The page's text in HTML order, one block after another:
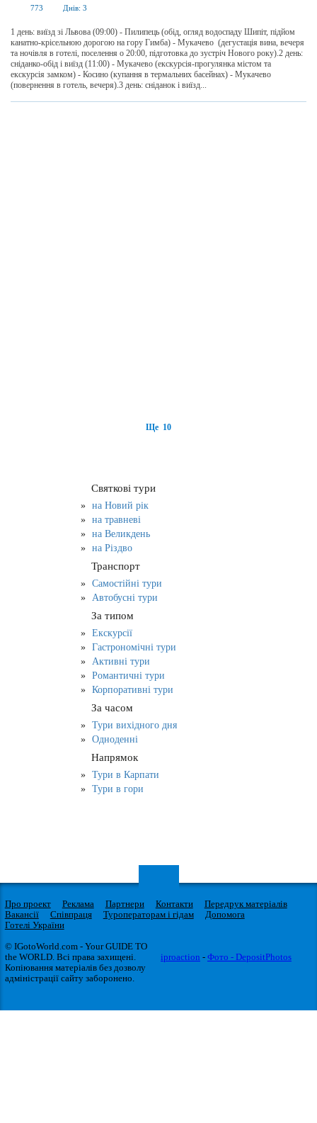
773
Днів: 3
1 день: виїзд зі Львова (09:00) - Пилипець (обід, огляд водоспаду Шипіт, підйом
канатно-крісельною дорогою на гору Гимба) - Мукачево (дегустація вина, вечеря
та ночівля в готелі, поселення о 20:00, підготовка до зустріч Нового року).2 день:
сніданко-обід і виїзд (11:00) - Мукачево (екскурсія-прогулянка містом та
екскурсія замком) - Косино (купання в термальних басейнах) - Мукачево
(повернення в готель, вечеря).3 день: сніданок і виїзд...
Ще 10
Святкові тури
на Новий рік
на травневі
на Великдень
на Різдво
Транспорт
Самостійні тури
Автобусні тури
За типом
Екскурсії
Гастрономічні тури
Активні тури
Романтичні тури
Корпоративні тури
За часом
Тури вихідного дня
Одноденні
Напрямок
Тури в Карпати
Тури в гори
Про проект Реклама Партнери Контакти
Передрук матеріалів
Вакансії
Співпраця Туроператорам і гідам
Допомога
Готелі України
© IGotoWorld.com - Your GUIDE TO
the WORLD. Всі права захищені.
Копіювання матеріалів без дозволу
адміністрації сайту заборонено.
iproaction - Фото - DepositPhotos